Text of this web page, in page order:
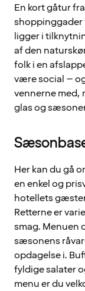
En kort gåtur
shoppinggader
ligger i
af den
folk i en
være social –
vennerne med,
glas og
Her kan du gå
en enkel og
hotellets
Retterne er
smag. Menuen
sæsonens
opdagelse i.
fyldige salater
menu er du